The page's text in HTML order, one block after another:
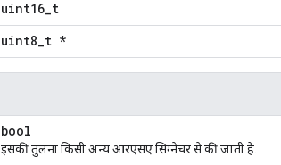
uint16_t
uint8_t *
bool
इसकी तुलना किसी अन्य आरएसए सिग्नेचर से की जाती है.